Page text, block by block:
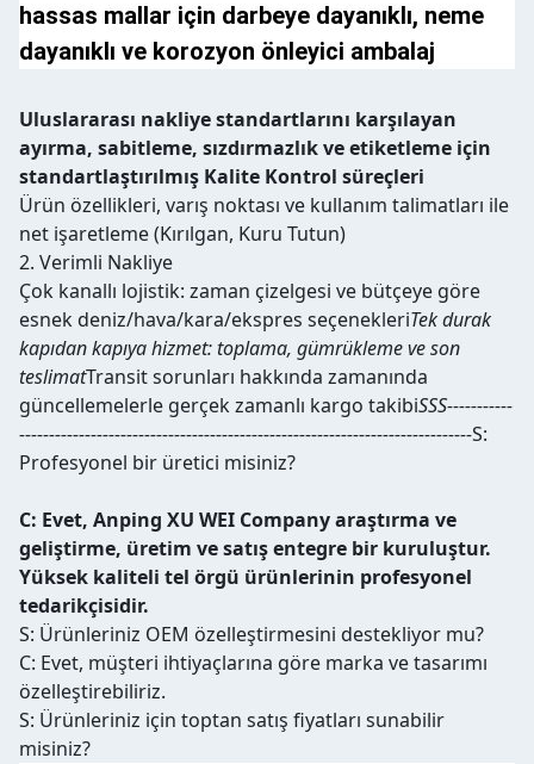
hassas mallar için darbeye dayanıklı, neme
dayanıklı ve korozyon önleyici ambalaj
Uluslararası nakliye standartlarını karşılayan
ayırma, sabitleme, sızdırmazlık ve etiketleme için
standartlaştırılmış Kalite Kontrol süreçleri
Ürün özellikleri, varış noktası ve kullanım talimatları ile
net işaretleme (Kırılgan, Kuru Tutun)
2. Verimli Nakliye
Çok kanallı lojistik: zaman çizelgesi ve bütçeye göre
esnek deniz/hava/kara/ekspres seçenekleriTek durak
kapıdan kapıya hizmet: toplama, gümrükleme ve son
teslimatTransit sorunları hakkında zamanında
güncellemelerle gerçek zamanlı kargo takibiSSS-----------
----------------------------------------------------------------------------S:
Profesyonel bir üretici misiniz?
C: Evet, Anping XU WEI Company araştırma ve
geliştirme, üretim ve satış entegre bir kuruluştur.
Yüksek kaliteli tel örgü ürünlerinin profesyonel
tedarikçisidir.
S: Ürünleriniz OEM özelleştirmesini destekliyor mu?
C: Evet, müşteri ihtiyaçlarına göre marka ve tasarımı
özelleştirebiliriz.
S: Ürünleriniz için toptan satış fiyatları sunabilir
misiniz?